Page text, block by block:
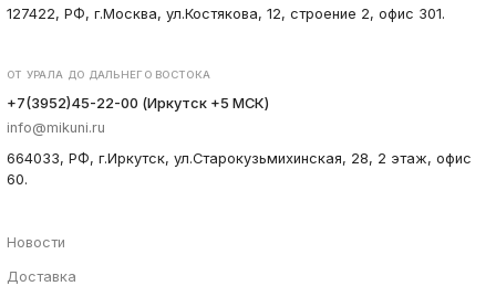
127422, РФ, г.Москва, ул.Костякова, 12, строение 2, офис 301.
ОТ УРАЛА ДО ДАЛЬНЕГО ВОСТОКА
+7(3952)45-22-00 (Иркутск +5 МСК)
info@mikuni.ru
664033, РФ, г.Иркутск, ул.Старокузьмихинская, 28, 2 этаж, офис
60.
Новости
Доставка